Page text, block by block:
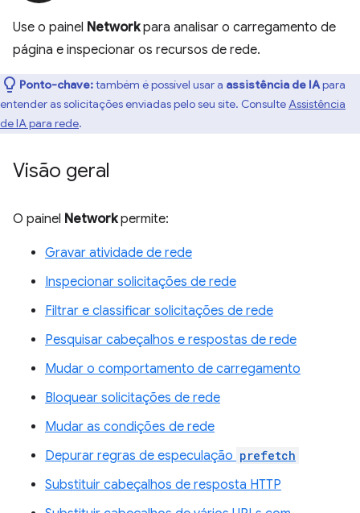
Use o painel Networkpara analisar o carregamento de
página e inspecionar os recursos de rede.
Ponto-chave:também é possível usar a assistência de IApara
entender as solicitações enviadas pelo seu site. ConsulteAssistência
de IA para rede.
Visão geral
O painel Networkpermite:
Gravar atividade de rede
Inspecionar solicitações de rede
Filtrar e classificar solicitações de rede
Pesquisar cabeçalhos e respostas de rede
Mudar o comportamento de carregamento
Bloquear solicitações de rede
Mudar as condições de rede
Depurar regras de especulação prefetch
Substituir cabeçalhos de resposta HTTP